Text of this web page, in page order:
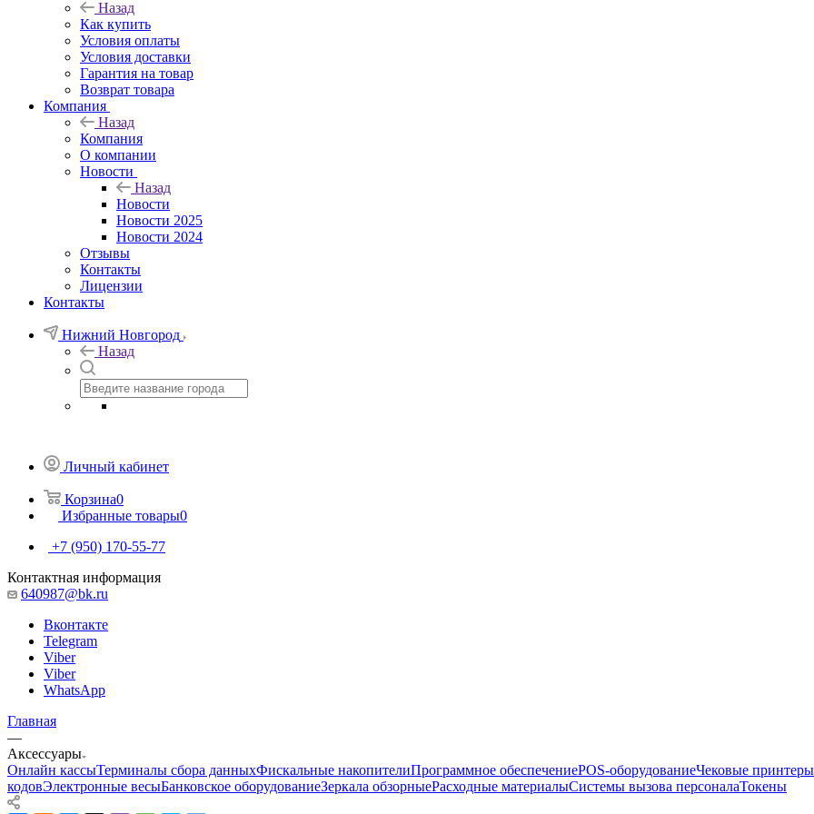
Назад
Как купить
Условия оплаты
Условия доставки
Гарантия на товар
Возврат товара
Компания
Назад
Компания
О компании
Новости
Назад
Новости
Новости 2025
Новости 2024
Отзывы
Контакты
Лицензии
Контакты
Нижний Новгород
Назад
Личный кабинет
Корзина0
Избранные товары0
+7 (950) 170-55-77
Контактная информация
640987@bk.ru
Вконтакте
Telegram
Viber
Viber
WhatsApp
Главная
—
Аксессуары
Онлайн кассыТерминалы сбора данныхФискальные накопителиПрограммное обеспечениеPOS-оборудованиеЧековые принтеры
кодовЭлектронные весыБанковское оборудованиеЗеркала обзорныеРасходные материалыСистемы вызова персоналаТокены